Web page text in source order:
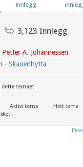
innlegg
3,123 Innlegg
Petter A. Johannessen
- Skauenhytta
dette temaet
Aktivt tema Hett tema